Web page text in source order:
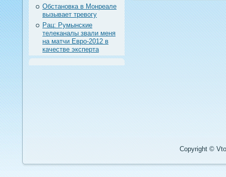
Обстановка в Монреале
вызывает тревогу
Рац: Румынские
телеканалы звали меня
на матчи Евро-2012 в
качестве эксперта
Copyright ©